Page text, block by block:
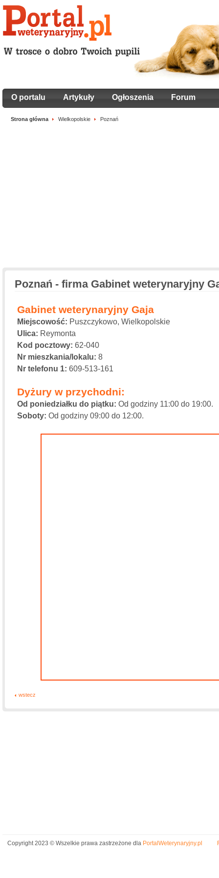
O portalu Artykuły Ogłoszenia Forum
Strona główna Wielkopolskie Poznań
Poznań - firma Gabinet weterynaryjny
Gabinet weterynaryjny Gaja
Miejscowość: Puszczykowo, Wielkopolskie
Ulica: Reymonta
Kod pocztowy: 62-040
Nr mieszkania/lokalu: 8
Nr telefonu 1: 609-513-161
Dyżury w przychodni:
Od poniedziałku do piątku: Od godziny 11:00 do 19:00.
Soboty: Od godziny 09:00 do 12:00.
wstecz
Copyright 2023 © Wszelkie prawa zastrzeżone dla PortalWeterynaryjny.pl